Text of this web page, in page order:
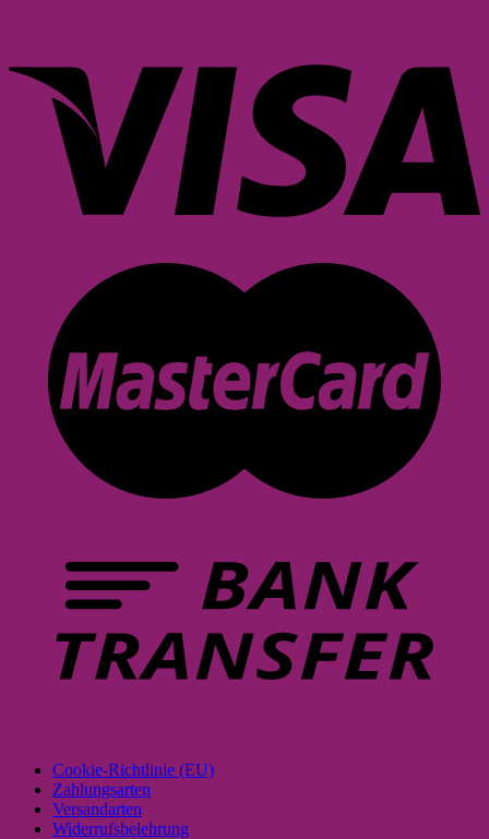
Cookie-Richtlinie (EU)
Zahlungsarten
Versandarten
Widerrufsbelehrung